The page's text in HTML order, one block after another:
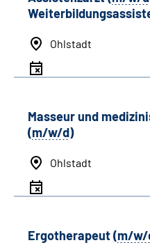
Ohlstadt
Masseur und
(m/w/d)
Ohlstadt
Ergotherapeut (m/w/